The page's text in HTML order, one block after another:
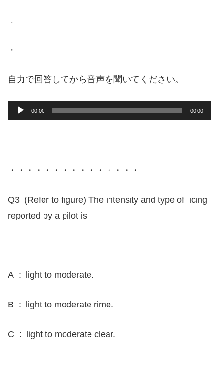
・
・
自力で回答してから音声を聞いてください。
声
00:00 00:00
・・・・・・・・・・・・・・・
Q3 (Refer to figure) The intensity and type of icing
reported by a pilot is
A : light to moderate.
B : light to moderate rime.
C : light to moderate clear.